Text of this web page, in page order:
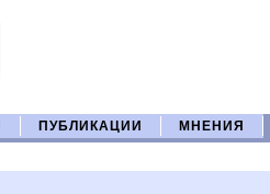
ПУБЛИКАЦИИ МНЕНИЯ